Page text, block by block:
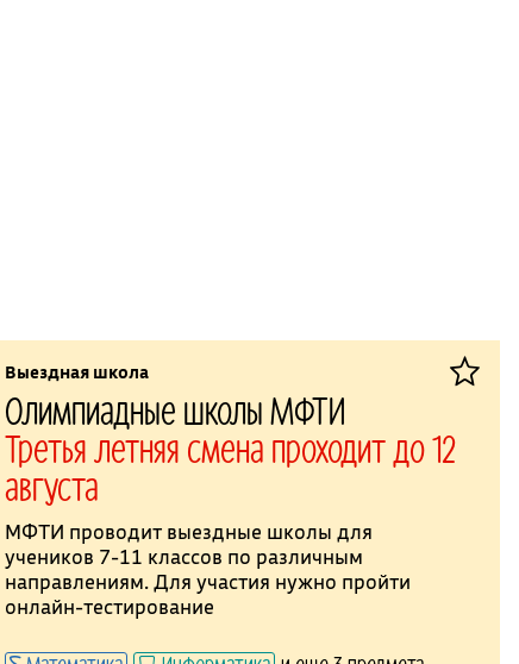
Выездная школа
Олимпиадные школы МФТИ
Третья летняя смена проходит до 12
августа
МФТИ проводит выездные школы для
учеников 7-11 классов по различным
направлениям. Для участия нужно пройти
онлайн-тестирование